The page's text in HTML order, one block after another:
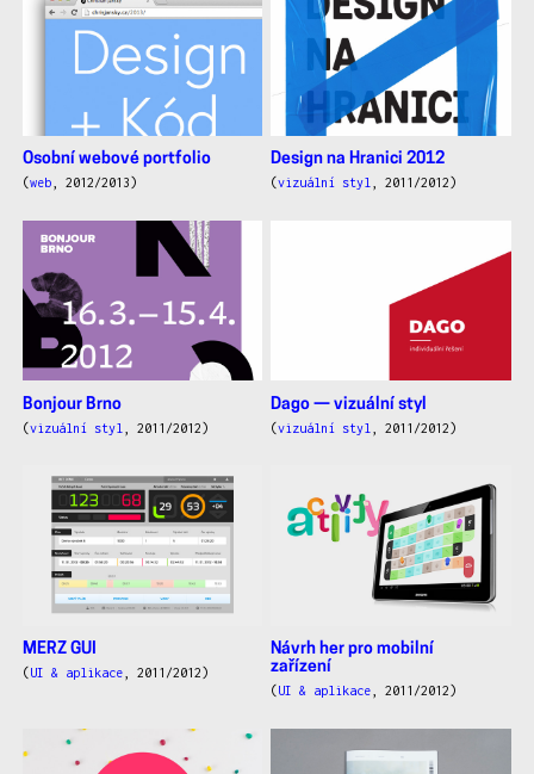
Osobní webové portfolio
(web, 2012/2013)
Design na Hranici 2012
(vizuální styl , 2011/2012)
Bonjour Brno
(vizuální styl , 2011/2012)
Dago — vizuální styl
(vizuální styl , 2011/2012)
MERZ GUI
(UI & aplikace, 2011/2012)
Návrh her pro mobilní
zařízení
(UI & aplikace , 2011/2012)